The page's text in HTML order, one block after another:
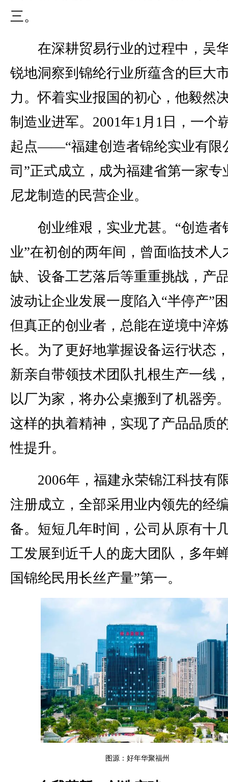
三。
在深耕贸易行业的过程中，吴
锐地洞察到锦纶行业所蕴含的巨大
力。怀着实业报国的初心，他毅然
制造业进军。2001年1月1日，一个
起点——“福建创造者锦纶实业有限
司”正式成立，成为福建省第一家专
尼龙制造的民营企业。
创业维艰，实业尤甚。“创造者
业”在初创的两年间，曾面临技术人
缺、设备工艺落后等重重挑战，产
波动让企业发展一度陷入“半停产”
但真正的创业者，总能在逆境中淬
长。为了更好地掌握设备运行状态
新亲自带领技术团队扎根生产一线
以厂为家，将办公桌搬到了机器旁
这样的执着精神，实现了产品品质
性提升。
2006年，福建永荣锦江科技有
注册成立，全部采用业内领先的经
备。短短几年时间，公司从原有十
工发展到近千人的庞大团队，多年
国锦纶民用长丝产量”第一。
图源：好年华聚福州